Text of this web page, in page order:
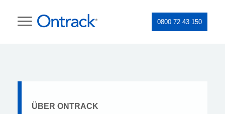
0800 72 43 150
ÜBER ONTRACK